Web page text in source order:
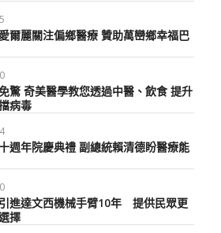
爾麗關注偏鄉醫療 贊助萬巒鄉幸福巴
驚 奇美醫學教您透過中醫、飲食 提升
病毒
週年院慶典禮 副總統賴清德盼醫療能
進達文西機械手臂10年 提供民眾更
擇